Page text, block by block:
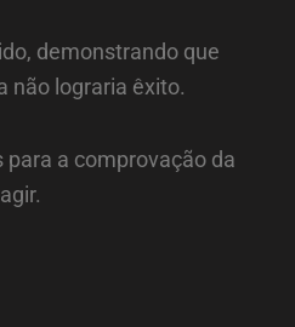
demonstrando que
não lograria êxito.
a comprovação da